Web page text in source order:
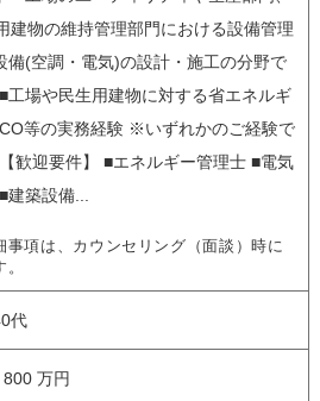
建物の維持管理部門における設備管理
備(空調・電気)の設計・施工の分野で
工場や民生用建物に対する省エネルギ
等の実務経験 ※いずれかのご経験で
歓迎要件】 ■エネルギー管理士 ■電気
築設備...
項は、カウンセリング（面談）時に
代
万円